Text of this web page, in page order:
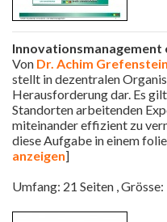
Innovationsmanagement
Von Dr. Achim Grefenstein
stellt in dezentralen
Herausforderung dar. Es
Standorten arbeitenden
miteinander effizient zu
diese Aufgabe in einem
anzeigen]
Umfang: 21 Seiten ,